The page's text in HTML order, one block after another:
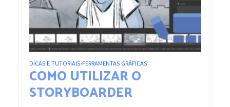
DICAS E TUTORIAIS•FERRAMENTAS GRÁFICAS
COMO UTILIZAR O
STORYBOARDER